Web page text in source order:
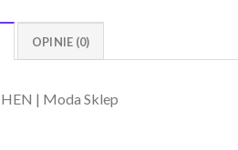
OPINIE (0)
| Moda Sklep